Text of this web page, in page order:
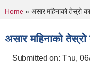
You are here
Home » असार महिनाको तेस्रो
असार महिनाको तेस्रो
Submitted on: Thu,